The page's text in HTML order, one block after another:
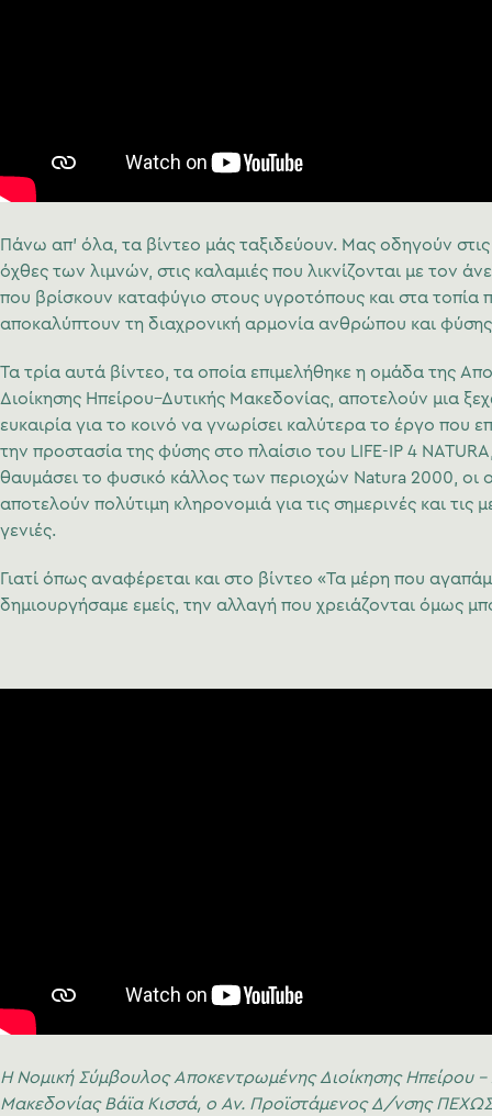
Πάνω απ’ όλα, τα βίντεο μάς ταξιδεύουν. Μας οδηγούν στις
όχθες των λιμνών, στις καλαμιές που λικνίζονται με τον
που βρίσκουν καταφύγιο στους υγροτόπους και στα τοπία
αποκαλύπτουν τη διαχρονική αρμονία ανθρώπου και
Τα τρία αυτά βίντεο, τα οποία επιμελήθηκε η ομάδα της
Διοίκησης Ηπείρου–Δυτικής Μακεδονίας, αποτελούν μια
ευκαιρία για το κοινό να γνωρίσει καλύτερα το έργο που
την προστασία της φύσης στο πλαίσιο του LIFE-IP 4
θαυμάσει το φυσικό κάλλος των περιοχών Natura 2000, οι
αποτελούν πολύτιμη κληρονομιά για τις σημερινές και τις
γενιές.
Γιατί όπως αναφέρεται και στο βίντεο «Τα μέρη που
δημιουργήσαμε εμείς, την αλλαγή που χρειάζονται όμως
Η Νομική Σύμβουλος Αποκεντρωμένης Διοίκησης Ηπείρου –
Μακεδονίας Βάϊα Κισσά, ο Αν. Προϊστάμενος Δ/νσης